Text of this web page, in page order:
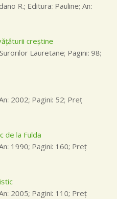
R.; Editura: Pauline; An:
creştine
Lauretane; Pagini: 98;
2002; Pagini: 52; Preţ
de la Fulda
1990; Pagini: 160; Preţ
2005; Pagini: 110; Preţ